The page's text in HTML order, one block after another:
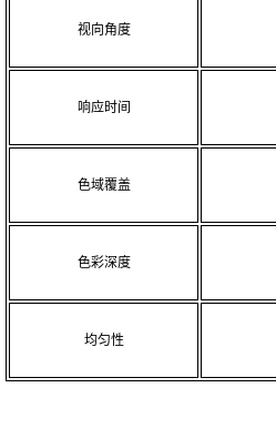
视向角度
响应时间
色域覆盖
色彩深度
均匀性